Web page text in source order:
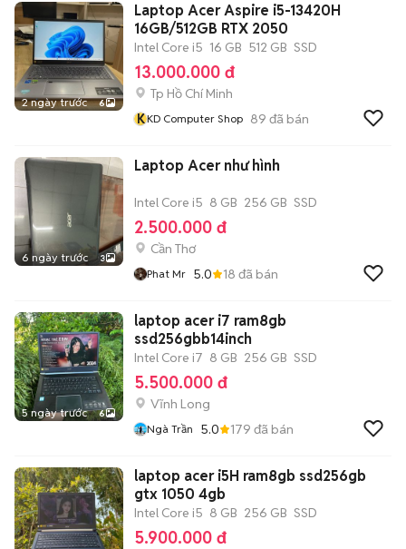
2 ngày trước 6
Laptop Acer Aspire i5-13420H
16GB/512GB RTX 2050
Intel Core i5 16 GB 512 GB SSD
13.000.000 đ
Tp Hồ Chí Minh
KKD Computer Shop 89 đã bán
6 ngày trước 3
Laptop Acer như hình
Intel Core i5 8 GB 256 GB SSD
2.500.000 đ
Cần Thơ
Phat Mr 5.0 18 đã bán
5 ngày trước 6
laptop acer i7 ram8gb
ssd256gbb14inch
Intel Core i7 8 GB 256 GB SSD
5.500.000 đ
Vĩnh Long
Ngà Trần 5.0 179 đã bán
laptop acer i5H ram8gb ssd256gb
gtx 1050 4gb
Intel Core i5 8 GB 256 GB SSD
5.900.000 đ